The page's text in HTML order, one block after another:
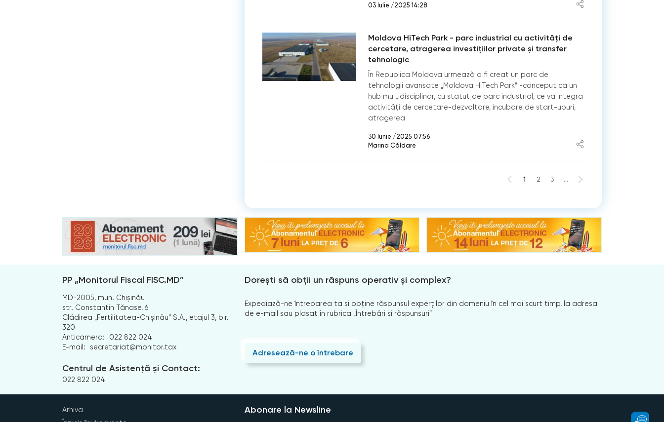
03 Iulie /2025 14:28
Moldova HiTech Park - parc industrial cu activități de
cercetare, atragerea investițiilor private și transfer
tehnologic
În Republica Moldova urmează a fi creat un parc de
tehnologii avansate „Moldova HiTech Park” -conceput ca un
hub multidisciplinar, cu statut de parc industrial, ce va integra
activități de cercetare-dezvoltare, incubare de start-upuri,
atragerea
30 Iunie /2025 07:56
Marina Căldare
1 2 3 ...
PP „Monitorul Fiscal FISC.MD”
MD-2005, mun. Chișinău
str. Constantin Tănase, 6
Clădirea „Fertilitatea-Chișinău” S.A., etajul 3, bir.
320
Anticamera:
022 822 024
E-mail:
secretariat@monitor.tax
Centrul de Asistență și Contact:
022 822 024
Dorești să obții un răspuns operativ și complex?
Expediază-ne întrebarea ta și obține răspunsul experților din domeniu în cel mai scurt timp, la adresa
de e-mail sau plasat în rubrica „Întrebări și răspunsuri”
Adresează-ne o întrebare
Arhiva
Abonare la Newsline